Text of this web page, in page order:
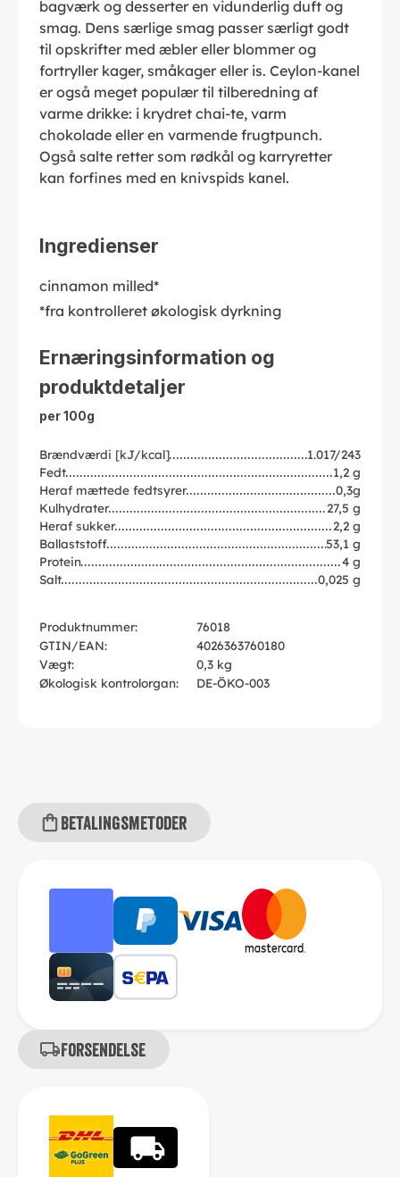
bagværk og desserter en vidunderlig duft og
smag. Dens særlige smag passer særligt godt
til opskrifter med æbler eller blommer og
fortryller kager, småkager eller is. Ceylon-kanel
er også meget populær til tilberedning af
varme drikke: i krydret chai-te, varm
chokolade eller en varmende frugtpunch.
Også salte retter som rødkål og karryretter
kan forfines med en knivspids kanel.
Ingredienser
cinnamon milled*
*fra kontrolleret økologisk dyrkning
Ernæringsinformation og
produktdetaljer
per 100g
Brændværdi [kJ/kcal]
1.017/243
Fedt
1,2 g
Heraf mættede fedtsyrer
0,3g
Kulhydrater
27,5 g
Heraf sukker
2,2 g
Ballaststoff
53,1 g
Protein
4 g
Salt
0,025 g
Produktnummer:
76018
GTIN/EAN:
4026363760180
Vægt:
0,3 kg
Økologisk kontrolorgan:
DE-ÖKO-003
Betalingsmetoder
Forsendelse